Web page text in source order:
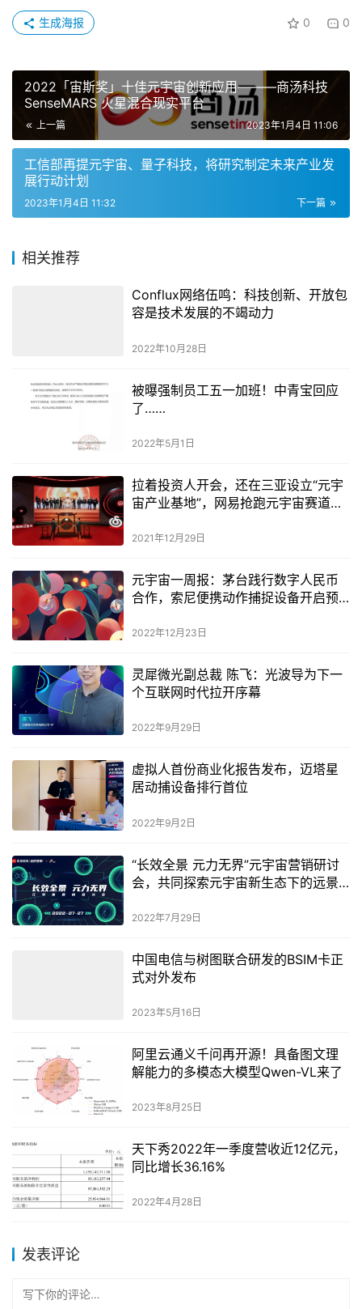
0 0
生成海报
2022「宙斯奖」十佳元宇宙创新应用———商汤科技
SenseMARS 火星混合现实平台
上一篇 2023年1月4日 11:06
工信部再提元宇宙、量子科技，将研究制定未来产业发
展行动计划
下一篇
2023年1月4日 11:32
相关推荐
Conflux网络伍鸣：科技创新、开放包
容是技术发展的不竭动力
2022年10月28日
被曝强制员工五一加班！中青宝回应
了……
2022年5月1日
拉着投资人开会，还在三亚设立“元宇
宙产业基地”，网易抢跑元宇宙赛道了
2021年12月29日
元宇宙一周报：茅台践行数字人民币
合作，索尼便携动作捕捉设备开启预
2022年12月23日
灵犀微光副总裁 陈飞：光波导为下一
个互联网时代拉开序幕
2022年9月29日
虚拟人首份商业化报告发布，迈塔星
居动捕设备排行首位
2022年9月2日
“长效全景 元力无界”元宇宙营销研讨
会，共同探索元宇宙新生态下的远景
2022年7月29日
中国电信与树图联合研发的BSIM卡正
式对外发布
2023年5月16日
阿里云通义千问再开源！具备图文理
解能力的多模态大模型Qwen-VL来了
2023年8月25日
天下秀2022年一季度营收近12亿元，
同比增长36.16%
2022年4月28日
发表评论